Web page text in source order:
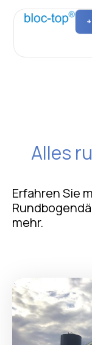
Alles
Erfahren Sie
mehr.